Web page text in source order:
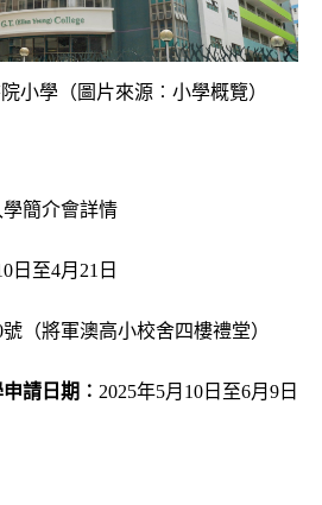
小學（圖片來源︰小學概覽）
簡介會詳情
日至4月21日
（將軍澳高小校舍四樓禮堂）
請日期︰ 2025年5月10日至6月9日